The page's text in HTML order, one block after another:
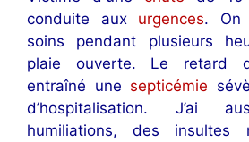
conduite aux urgences. On
soins pendant plusieurs
plaie ouverte. Le retard
entraîné une septicémie
d’hospitalisation. J’ai
humiliations, des